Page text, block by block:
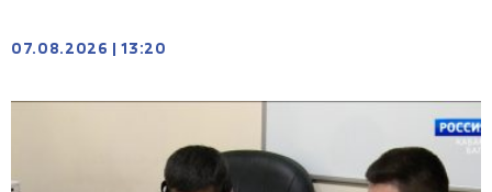
07.08.2026 13:20